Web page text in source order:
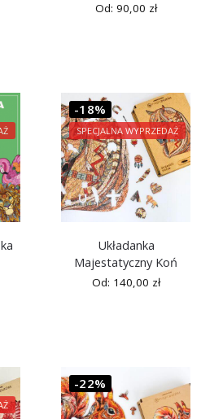
Od: 90,00 zł
-18%
SPECJALNA WYPRZEDAŻ
Układanka
Majestatyczny Koń
Od: 140,00 zł
-22%